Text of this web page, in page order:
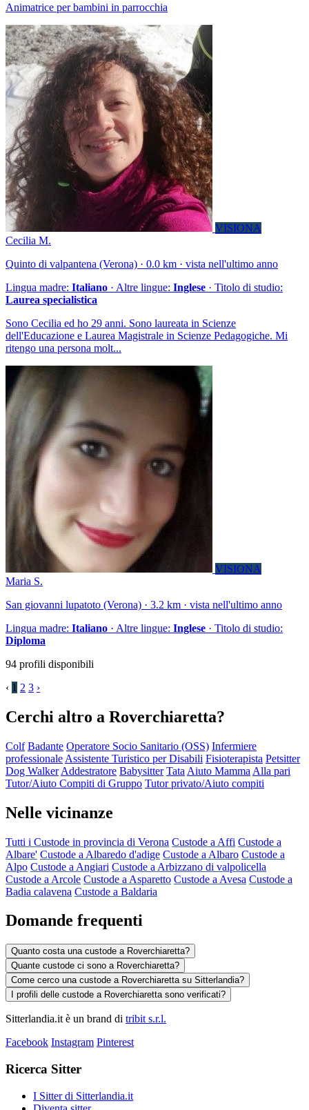
Animatrice per bambini in parrocchia
VISIONA
Cecilia M.
Quinto di valpantena (Verona) · 0.0 km · vista nell'ultimo anno
Lingua madre: Italiano · Altre lingue: Inglese · Titolo di studio:
Laurea specialistica
Sono Cecilia ed ho 29 anni. Sono laureata in Scienze
dell'Educazione e Laurea Magistrale in Scienze Pedagogiche. Mi
ritengo una persona molt...
VISIONA
Maria S.
San giovanni lupatoto (Verona) · 3.2 km · vista nell'ultimo anno
Lingua madre: Italiano · Altre lingue: Inglese · Titolo di studio:
Diploma
94 profili disponibili
‹ 1 2 3 ›
Cerchi altro a Roverchiaretta?
Colf Badante Operatore Socio Sanitario (OSS) Infermiere
professionale Assistente Turistico per Disabili Fisioterapista Petsitter
Dog Walker Addestratore Babysitter Tata Aiuto Mamma Alla pari
Tutor/Aiuto Compiti di Gruppo Tutor privato/Aiuto compiti
Nelle vicinanze
Tutti i Custode in provincia di Verona Custode a Affi Custode a
Albare' Custode a Albaredo d'adige Custode a Albaro Custode a
Alpo Custode a Angiari Custode a Arbizzano di valpolicella
Custode a Arcole Custode a Asparetto Custode a Avesa Custode a
Badia calavena Custode a Baldaria
Domande frequenti
Quanto costa una custode a Roverchiaretta?
Quante custode ci sono a Roverchiaretta?
Come cerco una custode a Roverchiaretta su Sitterlandia?
I profili delle custode a Roverchiaretta sono verificati?
Sitterlandia.it è un brand di tribit s.r.l.
Facebook Instagram Pinterest
Ricerca Sitter
I Sitter di Sitterlandia.it